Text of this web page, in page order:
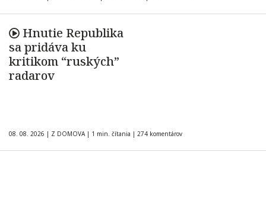
Hnutie Republika
sa pridáva ku
kritikom “ruských”
radarov
08. 08. 2026 | Z DOMOVA | 1 min. čítania | 274 komentárov